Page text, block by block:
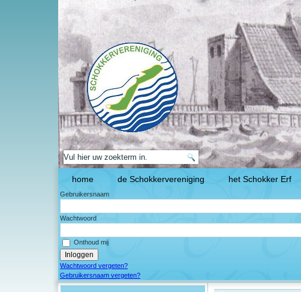
home de Schokkervereniging het Schokker Erf
Gebruikersnaam
Wachtwoord
Onthoud mij
Wachtwoord vergeten?
Gebruikersnaam vergeten?